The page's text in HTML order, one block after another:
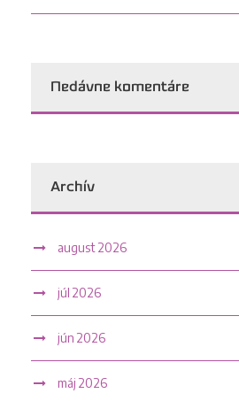
Nedávne komentáre
Archív
august 2026
júl 2026
jún 2026
máj 2026